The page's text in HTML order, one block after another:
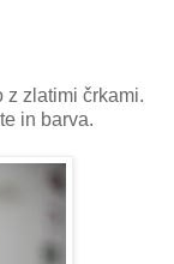
z zlatimi črkami.
in barva.